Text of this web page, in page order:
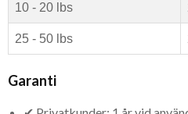
10 - 20 lbs
25 - 50 lbs
Garanti